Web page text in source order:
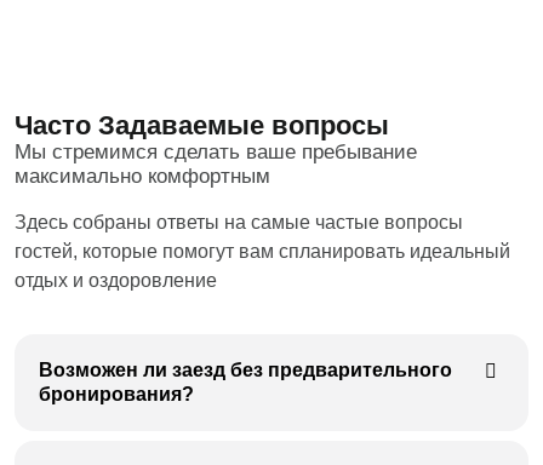
Ванны углекисло-минеральные
или
Ванны на основе пресной воды
(йодо-бромные, хвойно-
жемчужные, пенно-лакричные
или
сухие углекислые ванны (СУВ)
1 вид
Часто Задаваемые вопросы
Мы стремимся сделать ваше пребывание
максимально комфортным
Здесь собраны ответы на самые частые вопросы
гостей, которые помогут вам спланировать идеальный
отдых и оздоровление
Возможен ли заезд без предварительного
бронирования?